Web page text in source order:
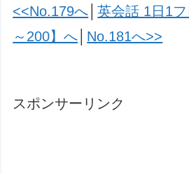
<<No.179へ │英会話 1日1
～200】へ
No.181へ>>
スポンサーリンク